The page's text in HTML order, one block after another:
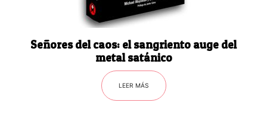
Señores del caos: el sangriento auge del
metal satánico
LEER MÁS